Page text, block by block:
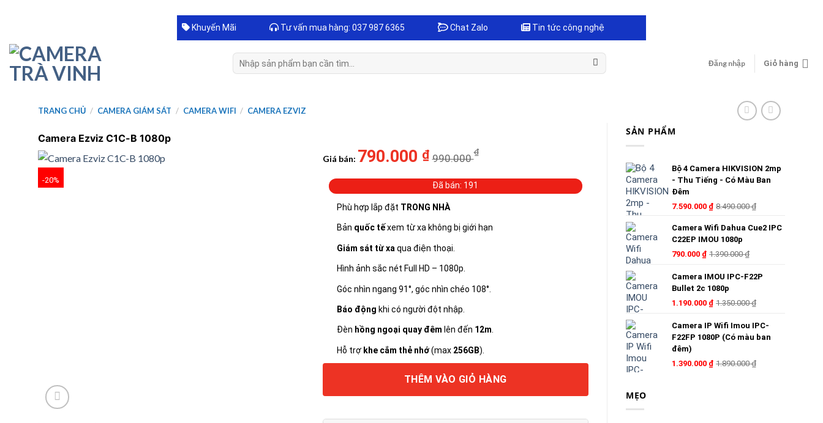
Khuyến Mãi Tư vấn mua hàng: 037 987 6365 Chat Zalo Tin tức công nghệ
Tìm
kiếm:
Đăng nhập Giỏ hàng
TRANG CHỦ / CAMERA GIÁM SÁT / CAMERA WIFI / CAMERA EZVIZ
SẢN PHẨM
Bộ 4 Camera HIKVISION 2mp
- Thu Tiếng - Có Màu Ban
Đêm
7.590.000 ₫ 8.490.000₫
Camera Wifi Dahua Cue2 IPC
C22EP IMOU 1080p
790.000 ₫ 1.390.000₫
Camera IMOU IPC-F22P
Bullet 2c 1080p
1.190.000 ₫ 1.350.000₫
Camera IP Wifi Imou IPC-
F22FP 1080P (Có màu ban
đêm)
1.390.000 ₫ 1.890.000₫
MẸO
Camera Ezviz C1C-B 1080p
-20%
Giá bán: 790.000 ₫ 990.000
₫
Đã bán: 191
Phù hợp lắp đặt TRONG NHÀ
Bản quốc tếxem từ xa không bị giới hạn
Giám sát từ xa qua điện thoại.
Hình ảnh sắc nét Full HD – 1080p.
Góc nhìn ngang 91°, góc nhìn chéo 108°.
Báo động khi có người đột nhập.
Đèn hồng ngoại quay đêm lên đến 12m.
Hỗ trợ khe cắm thẻ nhớ(max 256GB).
THÊM VÀO GIỎ HÀNG